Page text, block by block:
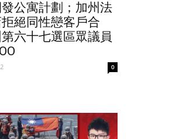
公寓計劃；加州法
絕同性戀客戶合
六十七選區眾議員
0